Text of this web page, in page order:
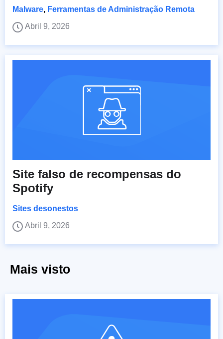
Malware, Ferramentas de Administração Remota
Abril 9, 2026
Site falso de recompensas do
Spotify
Sites desonestos
Abril 9, 2026
Mais visto